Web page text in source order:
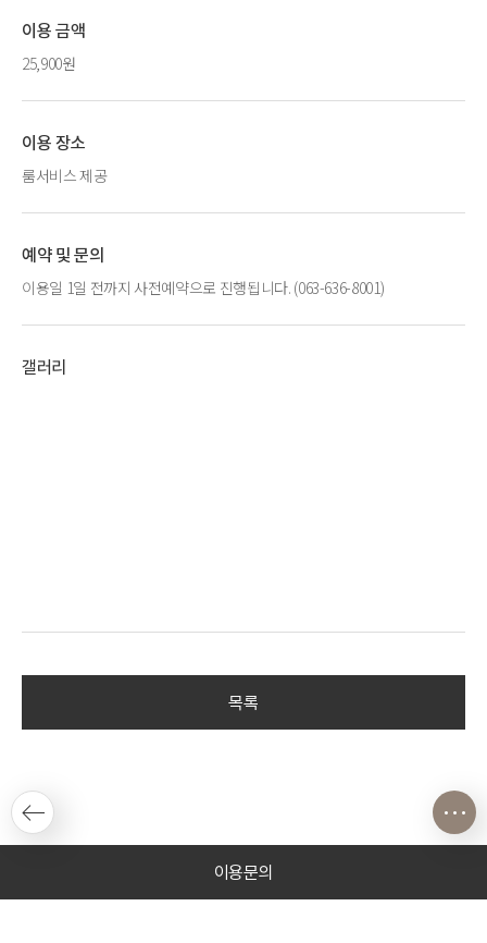
이용 금액
25,900원
이용 장소
룸서비스 제공
예약 및 문의
이용일 1일 전까지 사전예약으로 진행됩니다. (063-636-8001)
갤러리
목록
이용문의